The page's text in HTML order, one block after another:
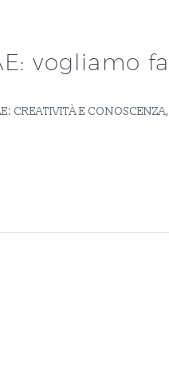
vogliamo
CREATIVITÀ E